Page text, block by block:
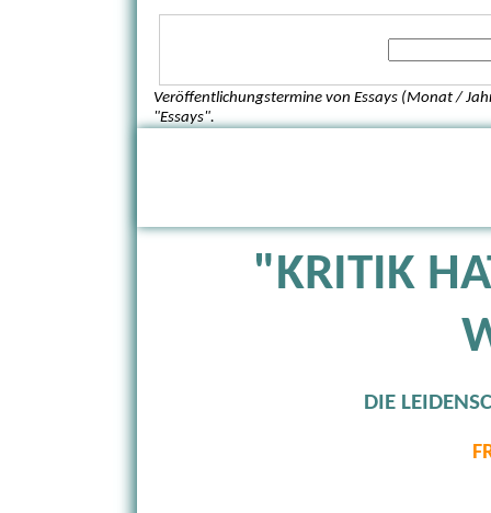
Veröffentlichungstermine von Essays (Monat /
"Essays".
"KRITIK
DIE